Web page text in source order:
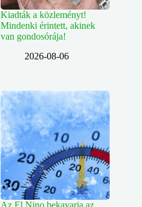
Kiadták a közleményt!
Mindenki érintett, akinek
van gondosórája!
2026-08-06
Az El Nino bekavarja az